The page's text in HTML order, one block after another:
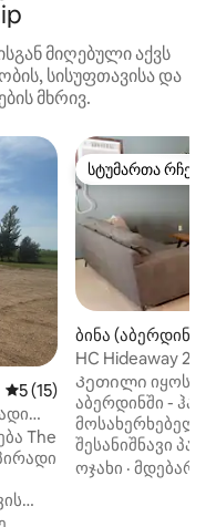
მიღებული აქვს
სისუფთავისა და
მხრივ.
საშუალო შეფასებაა
5 (15)
The
სტუმართა
სტუმართა
ბინა (აბერდინი)
HC Hideaway
ფართო,
Კეთილი იყოს
აბერდინში - ჰაბ-სიტი -
მოსახერხებელი
შესანიშნავი
სწრაფი
ოჯახი ·